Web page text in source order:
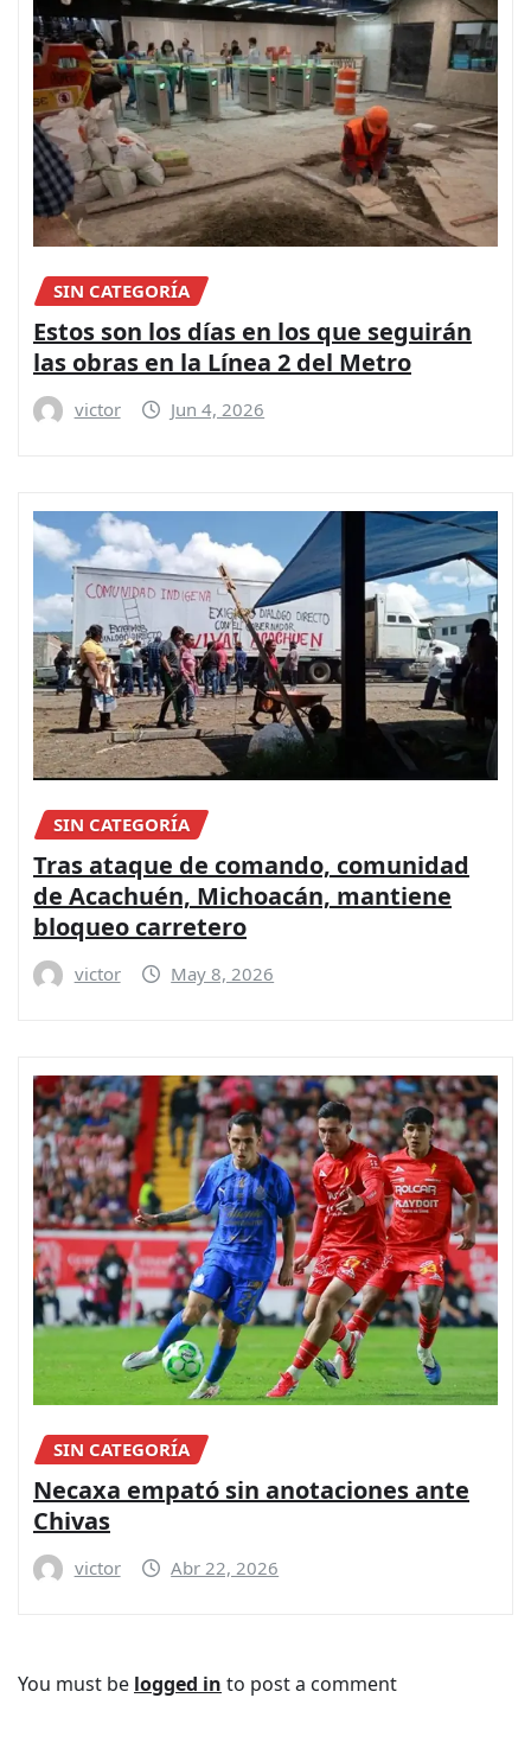
SIN CATEGORÍA
Estos son los días en los que seguirán
las obras en la Línea 2 del Metro
victor Jun 4, 2026
SIN CATEGORÍA
Tras ataque de comando, comunidad
de Acachuén, Michoacán, mantiene
bloqueo carretero
victor May 8, 2026
SIN CATEGORÍA
Necaxa empató sin anotaciones ante
Chivas
victor Abr 22, 2026
You must be logged in to post a comment